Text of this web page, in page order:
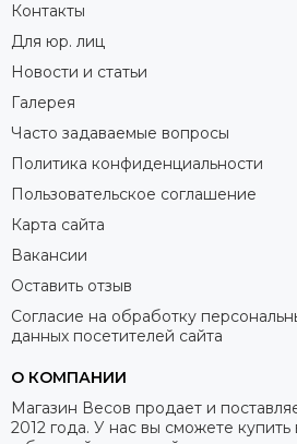
Контакты
Для юр. лиц
Новости и статьи
Галерея
Часто задаваемые вопросы
Политика конфиденциальности
Пользовательское соглашение
Карта сайта
Вакансии
Оставить отзыв
Согласие на обработку
данных посетителей сайта
О КОМПАНИИ
Магазин Весов продает и
2012 года. У нас вы сможете